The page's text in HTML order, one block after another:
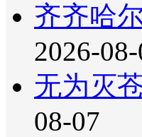
齐齐哈
2026-
无为灭
08-07